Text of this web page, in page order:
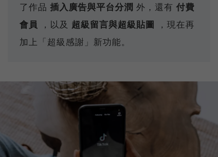
了作品 插入廣告與平台分潤 外，還有 付費
會員
，以及 超級留言與超級貼圖 ，現在再
加上「超級感謝」新功能。